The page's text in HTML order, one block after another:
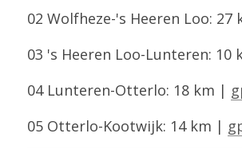
02 Wolfheze-'s Heeren Loo: 27
03 's Heeren Loo-Lunteren: 10
04 Lunteren-Otterlo: 18 km |
05 Otterlo-Kootwijk: 14 km |